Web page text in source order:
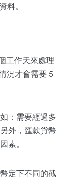
料。
工作天來處理
況才會需要 5
：需要經過多
外，匯款貨幣
素。
定下不同的截